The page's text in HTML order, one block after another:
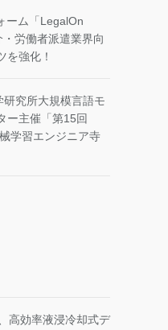
ーム「LegalOn
労働者派遣業界向
を強化！
究所大規模言語モ
ー主催「第15回
学習エンジニア寺
高効率液浸冷却式デ